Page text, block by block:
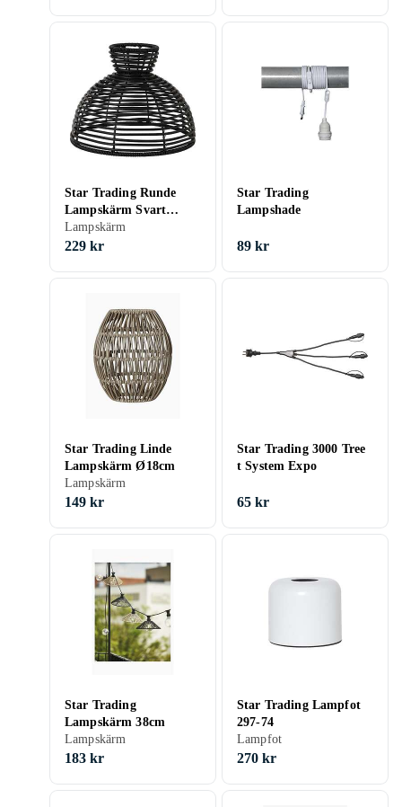
Star Trading Runde
Lampskärm Svart
(20cm)
Lampskärm
229 kr
Star Trading
Lampshade
89 kr
Star Trading Linde
Lampskärm Ø18cm
Lampskärm
149 kr
Star Trading 3000 Tree
t System Expo
65 kr
Star Trading
Lampskärm 38cm
Lampskärm
183 kr
Star Trading Lampfot
297-74
Lampfot
270 kr